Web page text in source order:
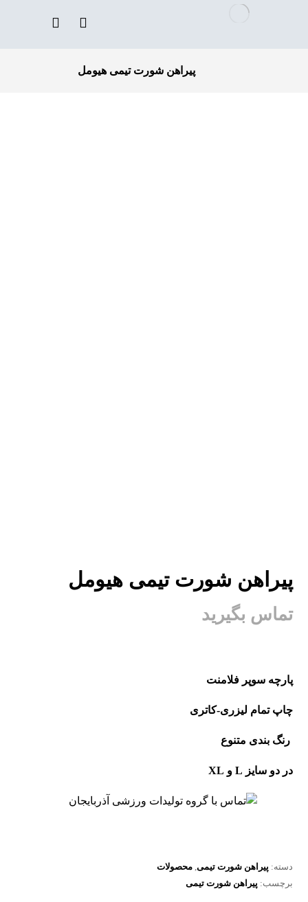
پیراهن شورت تیمی هیومل
پیراهن شورت تیمی هیومل
تماس بگیرید
پارچه سوپر فلامنت
چاپ تمام لیزری-کاتری
رنگ بندی متنوع
در دو سایز L و XL
دسته: پیراهن شورت تیمی,محصولات
برچسب: پیراهن شورت تیمی